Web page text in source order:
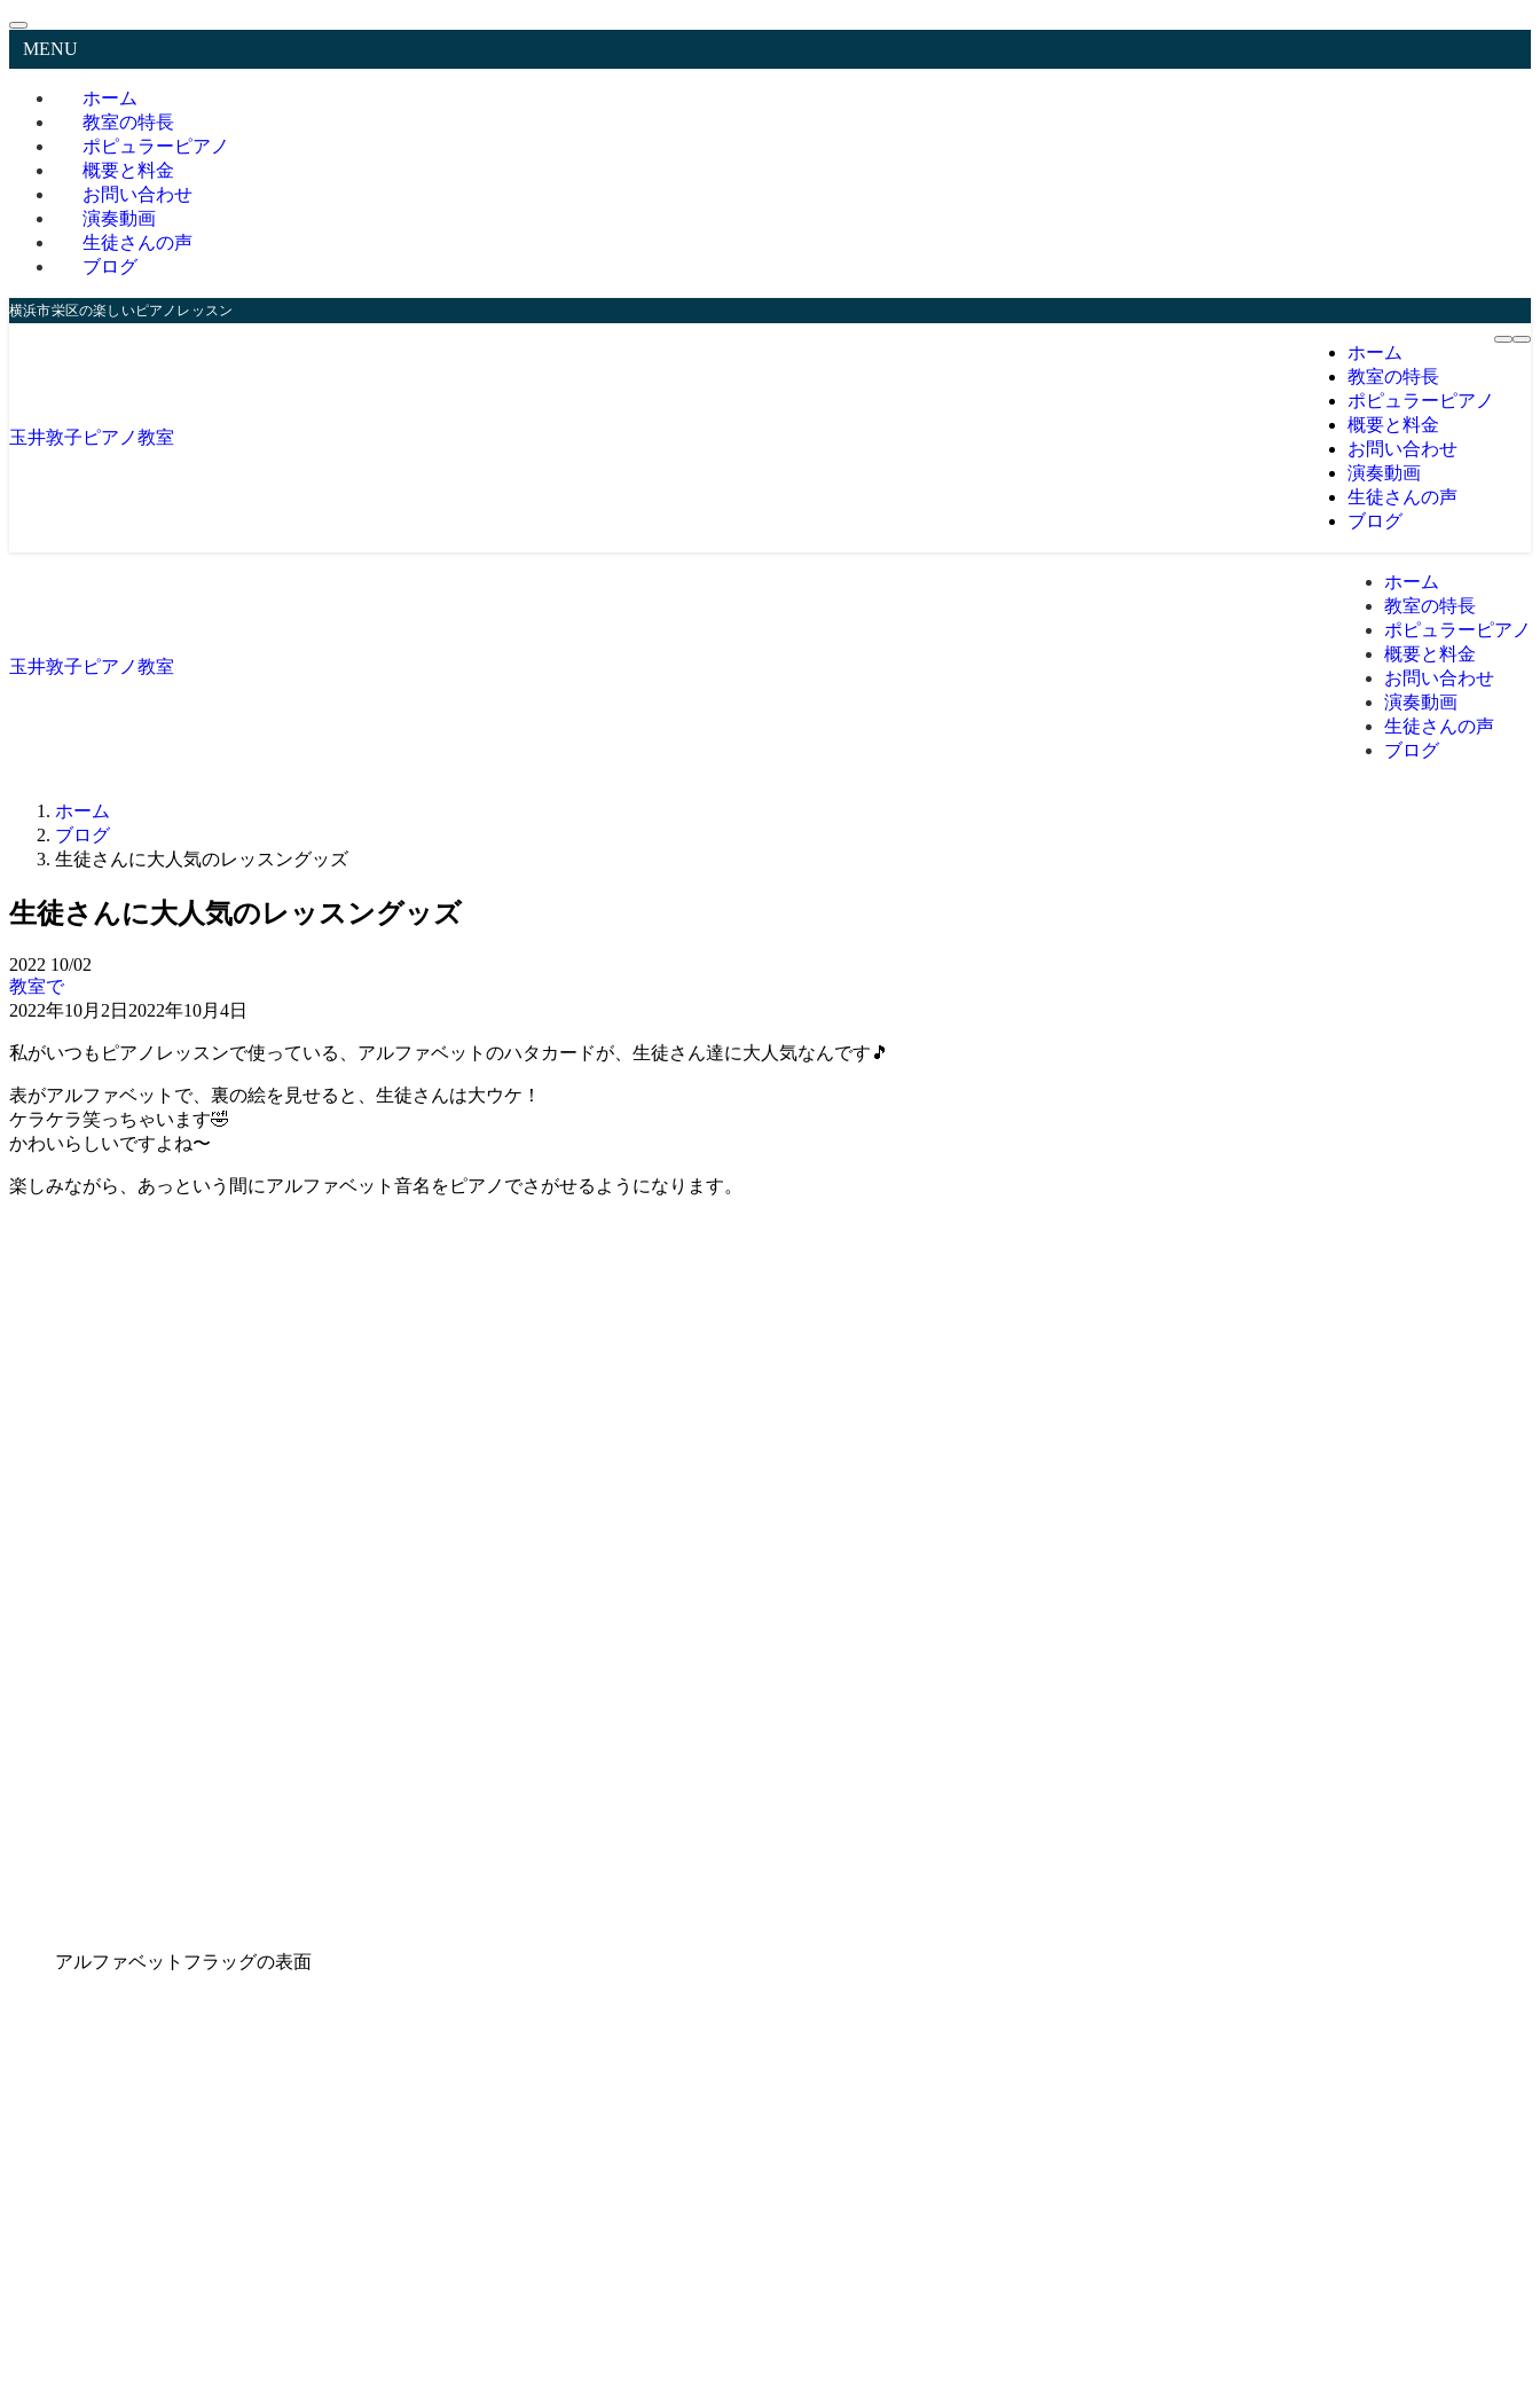
MENU
ホーム
教室の特長
ポピュラーピアノ
概要と料金
お問い合わせ
演奏動画
生徒さんの声
ブログ
横浜市栄区の楽しいピアノレッスン
玉井敦子ピアノ教室
ホーム
教室の特長
ポピュラーピアノ
概要と料金
お問い合わせ
演奏動画
生徒さんの声
ブログ
玉井敦子ピアノ教室
ホーム
教室の特長
ポピュラーピアノ
概要と料金
お問い合わせ
演奏動画
生徒さんの声
ブログ
ホーム
ブログ
生徒さんに大人気のレッスングッズ
生徒さんに大人気のレッスングッズ
2022 10/02
教室で
2022年10月2日 2022年10月4日
私がいつもピアノレッスンで使っている、アルファベットのハタカードが、生徒さん達に大人気なんです🎵
表がアルファベットで、裏の絵を見せると、生徒さんは大ウケ！
ケラケラ笑っちゃいます🤣
かわいらしいですよね〜
楽しみながら、あっという間にアルファベット音名をピアノでさがせるようになります。
アルファベットフラッグの表面